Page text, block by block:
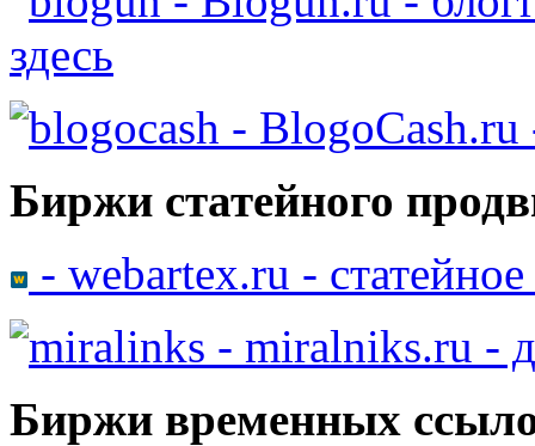
здесь
- BlogoCash.ru
Биржи статейного
- webartex.ru -
- miralniks.ru -
Биржи временных